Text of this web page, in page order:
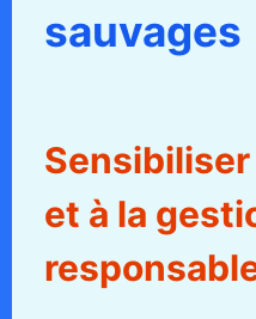
sauvages
et à la